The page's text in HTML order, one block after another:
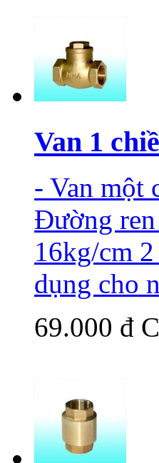
Van 1
- Van một
Đường
16kg/cm
dụng cho
69.000 đ